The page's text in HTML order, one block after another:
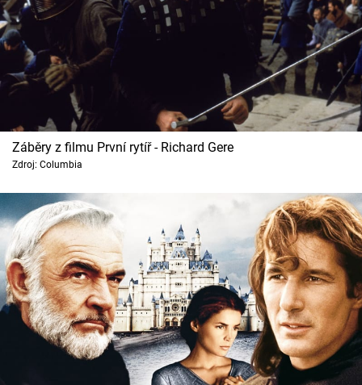
Záběry z filmu První rytíř - Richard Gere
Zdroj: Columbia